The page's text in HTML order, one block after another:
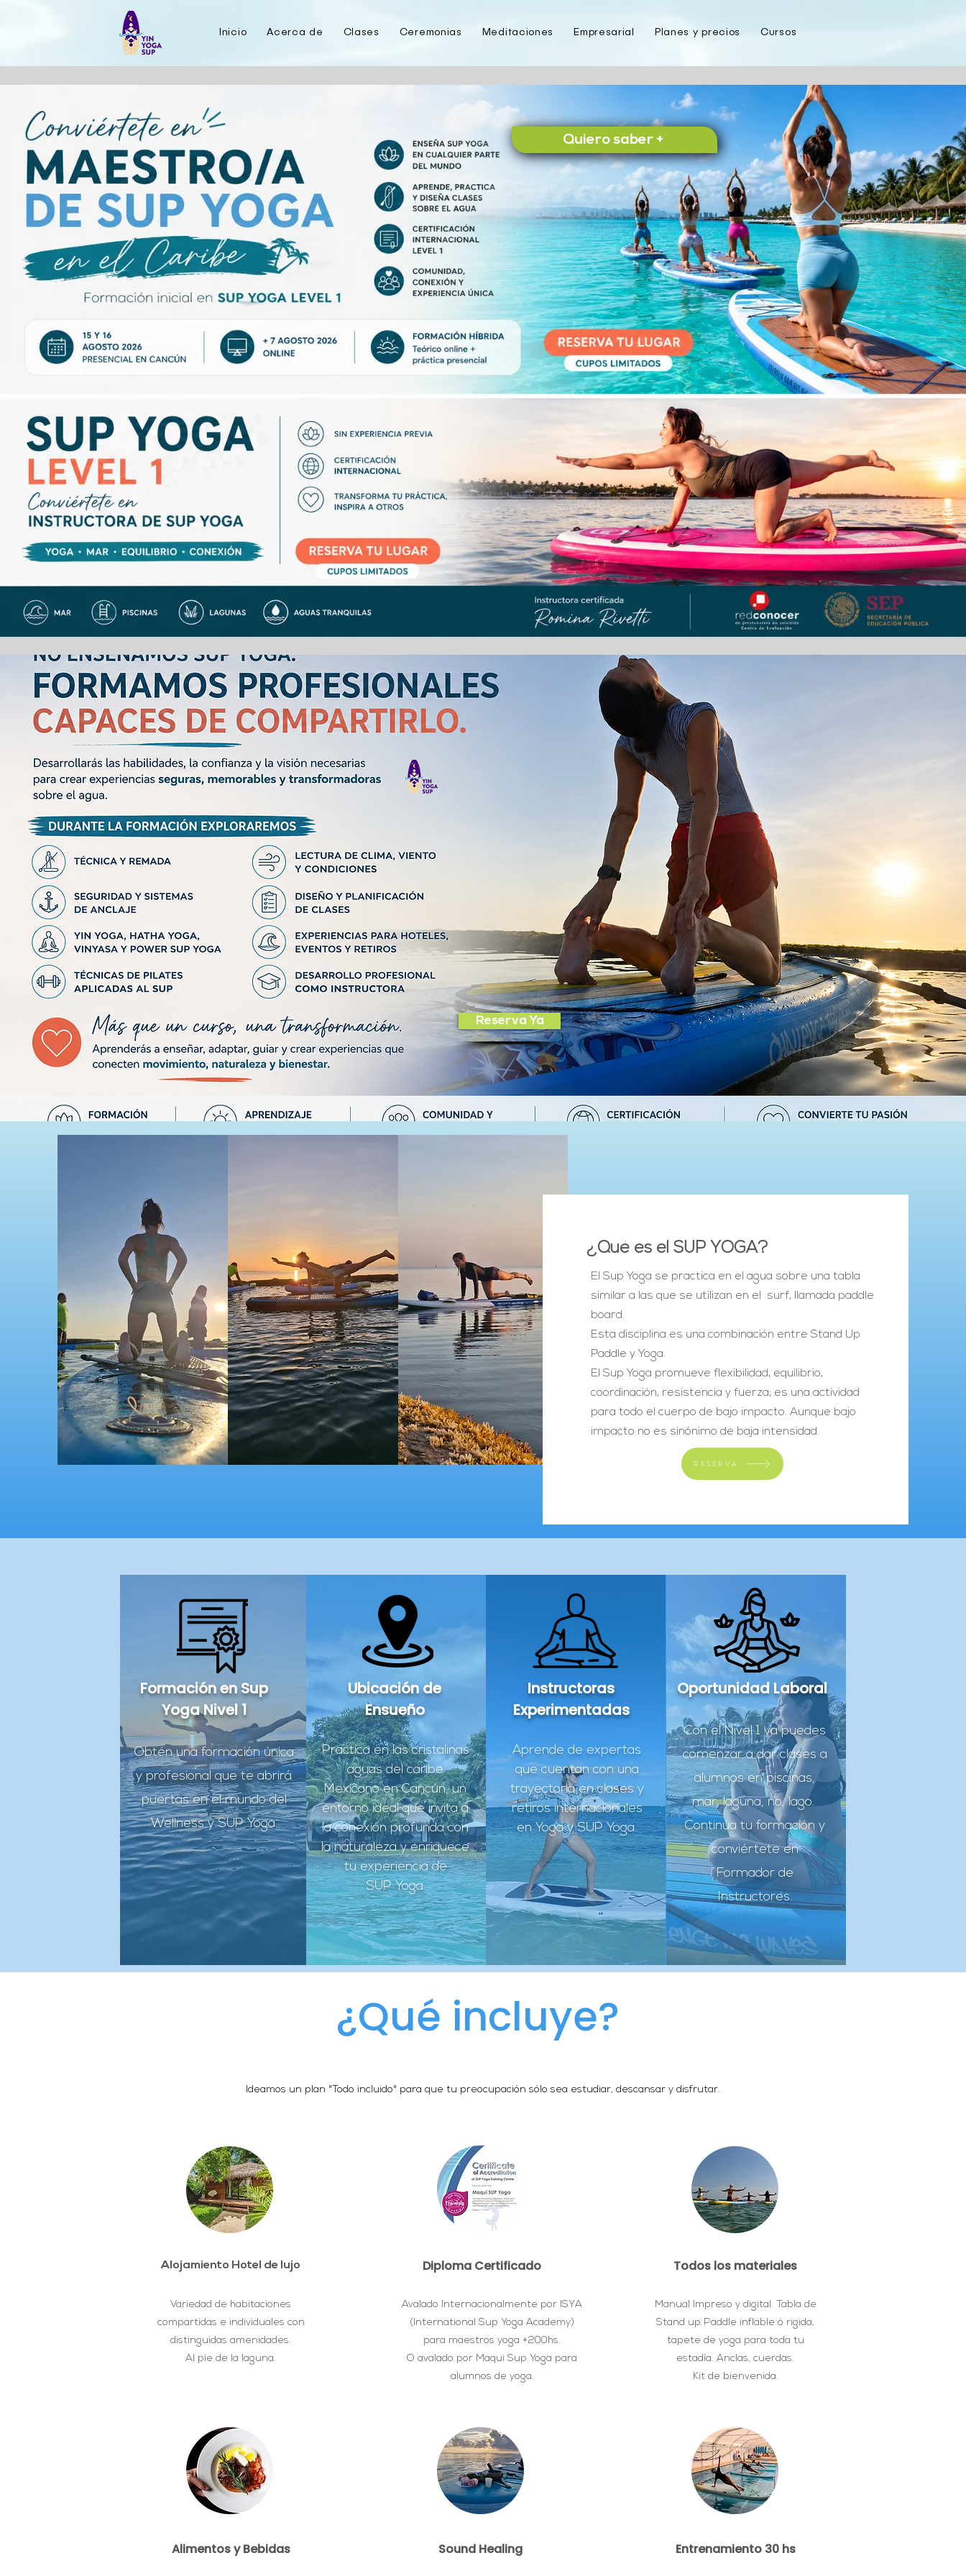
Inicio Acerca de Clases Ceremonias Meditaciones Empresarial Planes y precios Cursos
Quiero saber +
Reserva Ya
¿Qué es el SUP YOGA?
El Sup Yoga se practica en el agua sobre una tabla
similar a las que se utilizan en el surf, llamada paddle
board.
Esta disciplina es una combinación entre Stand Up
Paddle y Yoga.
El Sup Yoga promueve flexibilidad, equilibrio,
coordinación, resistencia y fuerza; es una actividad
para todo el cuerpo de bajo impacto. Aunque bajo
impacto no es sinónimo de baja intensidad.
RESERVA
Formación en Sup
Yoga Nivel 1
Obtén una formación única
y profesional que te abrirá
puertas en el mundo del
Wellness y SUP Yoga.
Ubicación de
Ensueño
Practica en las cristalinas
aguas del caribe
Mexicano en Cancún, un
entorno ideal que invita a
la conexión profunda con
la naturaleza y enriquece
tu experiencia de
SUP Yoga.
Instructoras
Experimentadas
Aprende de expertas
que cuentan con una
trayectoria en clases y
retiros internacionales
en Yoga y SUP Yoga.
Oportunidad Laboral
Con el Nivel 1 ya puedes
comenzar a dar clases a
alumnos en piscinas,
mar, laguna, río, lago.
Continúa tu formación y
conviértete en
Formador de
Instructores.
¿Qué incluye?
Ideamos un plan "Todo incluido" para que tu preocupación sólo sea estudiar, descansar y disfrutar.
Alojamiento Hotel de lujo
Variedad de habitaciones
compartidas e individuales con
distinguidas amenidades.
Al pie de la laguna.
Diploma Certificado
Avalado Internacionalmente por ISYA
(International Sup Yoga Academy)
para maestros yoga +200hs.
O avalado por Maqui Sup Yoga para
alumnos de yoga.
Todos los materiales
Manual Impreso y digital. Tabla de
Stand up Paddle inflable ó rigida,
tapete de yoga para toda tu
estadía. Anclas, cuerdas.
Kit de bienvenida.
Alimentos y Bebidas Sound Healing Entrenamiento 30 hs